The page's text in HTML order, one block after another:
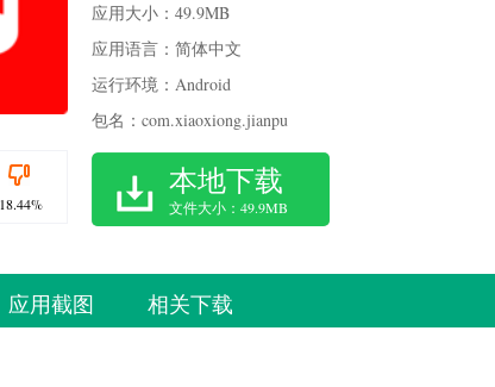
18.44%
应用大小：49.9MB
应用语言：简体中文
运行环境：Android
包名：com.xiaoxiong.jianpu
本地下载
文件大小：49.9MB
应用截图 相关下载